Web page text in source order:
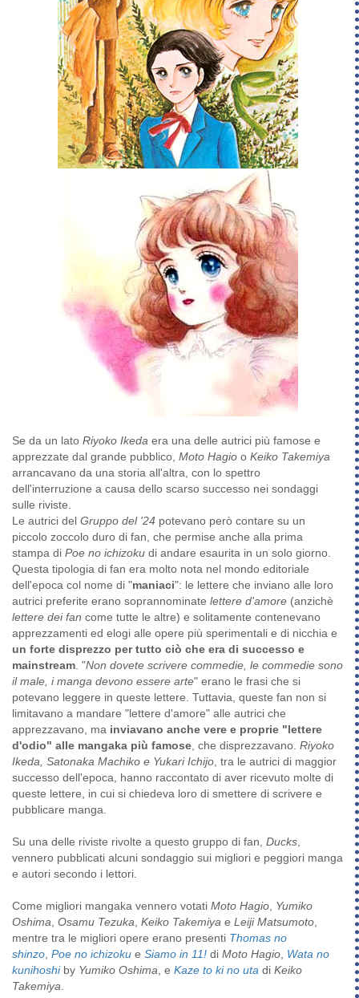
Se da un lato Riyoko Ikeda era una delle autrici più famose e
apprezzate dal grande pubblico, Moto Hagio o Keiko Takemiya
arrancavano da una storia all'altra, con lo spettro
dell'interruzione a causa dello scarso successo nei sondaggi
sulle riviste.
Le autrici del Gruppo del '24 potevano però contare su un
piccolo zoccolo duro di fan, che permise anche alla prima
stampa di Poe no ichizoku di andare esaurita in un solo giorno.
Questa tipologia di fan era molto nota nel mondo editoriale
dell'epoca col nome di "maniaci": le lettere che inviano alle loro
autrici preferite erano soprannominate lettere d'amore (anzichè
lettere dei fan come tutte le altre) e solitamente contenevano
apprezzamenti ed elogi alle opere più sperimentali e di nicchia e
un forte disprezzo per tutto ciò che era di successo e
mainstream . "Non dovete scrivere commedie, le commedie sono
il male, i manga devono essere arte" erano le frasi che si
potevano leggere in queste lettere. Tuttavia, queste fan non si
limitavano a mandare "lettere d'amore" alle autrici che
apprezzavano, ma inviavano anche vere e proprie "lettere
d'odio" alle mangaka più famose , che disprezzavano. Riyoko
Ikeda, Satonaka Machiko e Yukari Ichijo , tra le autrici di maggior
successo dell'epoca, hanno raccontato di aver ricevuto molte di
queste lettere, in cui si chiedeva loro di smettere di scrivere e
pubblicare manga.
Su una delle riviste rivolte a questo gruppo di fan, Ducks
vennero pubblicati alcuni sondaggio sui migliori e peggiori manga
e autori secondo i lettori.
Come migliori mangaka vennero votati Moto Hagio Yumiko
Oshima Osamu Tezuka Keiko Takemiya e Leiji Matsumoto
mentre tra le migliori opere erano presenti Thomas no
shinzo Poe no ichizoku e Siamo in 11! di Moto Hagio Wata no
kunihoshiby Yumiko Oshima , e Kaze to ki no uta di Keiko
Takemiya